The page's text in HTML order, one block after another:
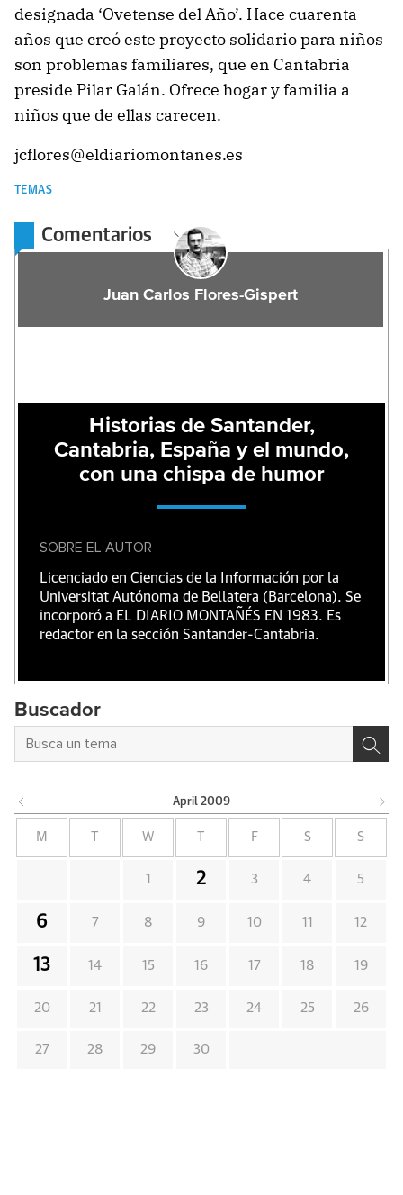
designada ‘Ovetense del Año’. Hace cuarenta
años que creó este proyecto solidario para niños
son problemas familiares, que en Cantabria
preside Pilar Galán. Ofrece hogar y familia a
niños que de ellas carecen.
jcflores@eldiariomontanes.es
TEMAS
Comentarios
Juan Carlos Flores-Gispert
Historias de Santander,
Cantabria, España y el mundo,
con una chispa de humor
SOBRE EL AUTOR
Licenciado en Ciencias de la Información por la
Universitat Autónoma de Bellatera (Barcelona). Se
incorporó a EL DIARIO MONTAÑÉS EN 1983. Es
redactor en la sección Santander-Cantabria.
Buscador
April 2009
M W F S S
1 2 3 4 5
6 7 8 9 10 11 12
13 14 15 16 17 18 19
20 21 22 23 24 25 26
27 28 29 30